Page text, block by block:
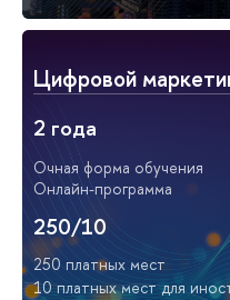
Цифровой
2 года
Очная форма обучения
Онлайн-программа
250/10
250 платных мест
10 платных мест для